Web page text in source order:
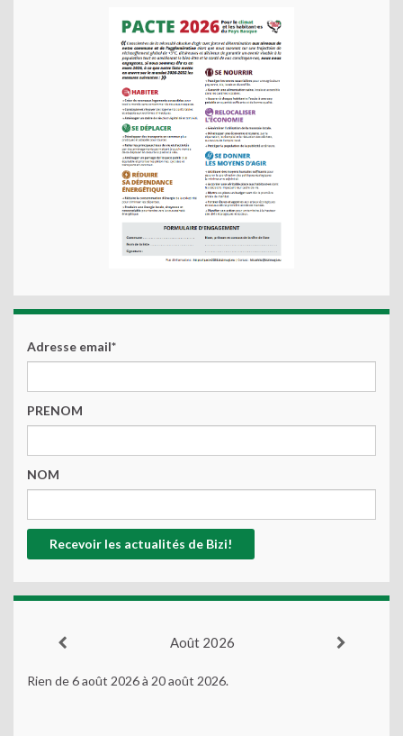
Adresse email*
PRENOM
NOM
Août 2026
Rien de 6 août 2026 à 20 août 2026.